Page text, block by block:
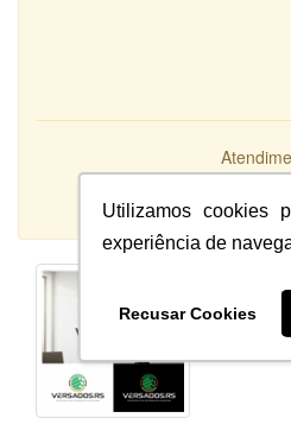
Utilizamos cookies
experiência de
Recusar Cookies
Sistema: